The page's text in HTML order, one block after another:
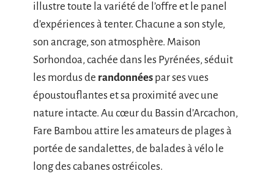
illustre toute la variété de l’offre et le panel
d’expériences à tenter. Chacune a son style,
son ancrage, son atmosphère. Maison
Sorhondoa, cachée dans les Pyrénées, séduit
les mordus de randonnées par ses vues
époustouflantes et sa proximité avec une
nature intacte. Au cœur du Bassin d’Arcachon,
Fare Bambou attire les amateurs de plages à
portée de sandalettes, de balades à vélo le
long des cabanes ostréicoles.